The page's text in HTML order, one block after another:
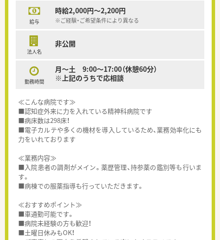
給与
時給2,000円～2,200円
※ご経験・ご希望条件により異なる
法人名
非公開
勤務時間
月～土 9:00～17:00（休憩60分）
※上記のうちで応相談
≪こんな病院です≫
■認知症外来に力を入れている精神科病院です
■病床数は298床！
■電子カルテや多くの機材を導入しているため、業務効率化にも
力をいれております
≪業務内容≫
■入院患者の調剤がメイン。薬歴管理、持参薬の鑑別等も行いま
す。
■病棟での服薬指導も行っていただきます。
≪おすすめポイント≫
■車通勤可能です。
■病院未経験の方も歓迎！
■土曜日休みもOK！